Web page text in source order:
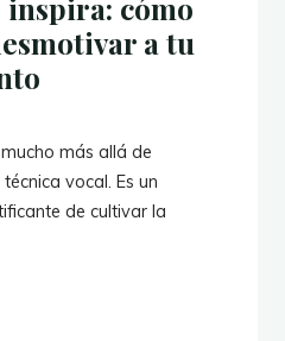
inspira: cómo
a tu
más allá de
vocal. Es un
de cultivar la